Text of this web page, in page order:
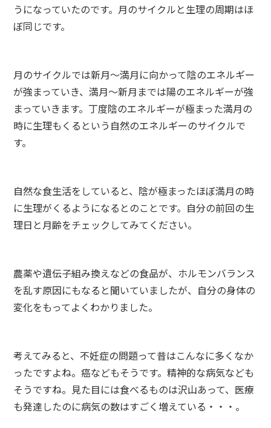
うになっていたのです。月のサイクルと生理の周期はほ
ぼ同じです。
月のサイクルでは新月～満月に向かって陰のエネルギー
が強まっていき、満月～新月までは陽のエネルギーが強
まっていきます。丁度陰のエネルギーが極まった満月の
時に生理もくるという自然のエネルギーのサイクルで
す。
自然な食生活をしていると、陰が極まったほぼ満月の時
に生理がくるようになるとのことです。自分の前回の生
理日と月齢をチェックしてみてください。
農薬や遺伝子組み換えなどの食品が、ホルモンバランス
を乱す原因にもなると聞いていましたが、自分の身体の
変化をもってよくわかりました。
考えてみると、不妊症の問題って昔はこんなに多くなか
ったですよね。癌などもそうです。精神的な病気なども
そうですね。見た目には食べるものは沢山あって、医療
も発達したのに病気の数はすごく増えている・・・。